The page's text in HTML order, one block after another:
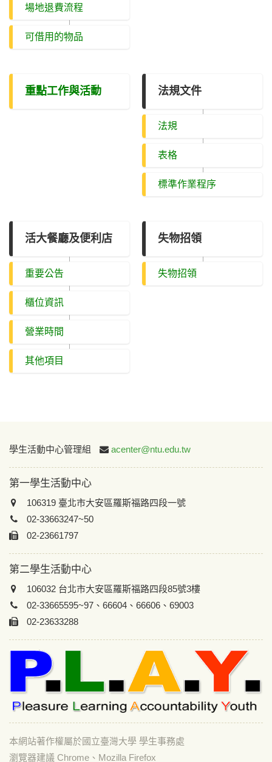
場地退費流程
可借用的物品
重點工作與活動 法規文件
法規
表格
標準作業程序
活大餐廳及便利店
重要公告
櫃位資訊
營業時間
其他項目
失物招領
失物招領
:::
學生活動中心管理組 acenter@ntu.edu.tw
第一學生活動中心
106319 臺北市大安區羅斯福路四段一號
02-33663247~50
02-23661797
第二學生活動中心
106032 台北市大安區羅斯福路四段85號3樓
02-33665595~97、66604、66606、69003
02-23633288
本網站著作權屬於國立臺灣大學 學生事務處
瀏覽器建議 Chrome、Mozilla Firefox